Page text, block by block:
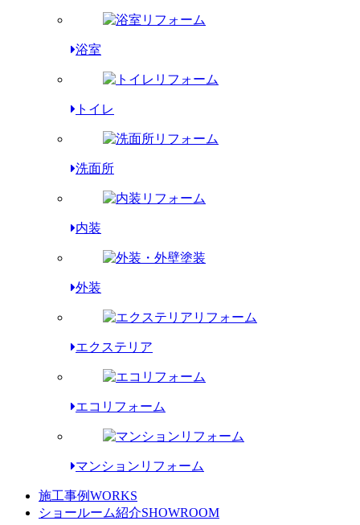
浴室
トイレ
洗面所
内装
外装
エクステリア
エコリフォーム
マンションリフォーム
施工事例WORKS
ショールーム紹介SHOWROOM